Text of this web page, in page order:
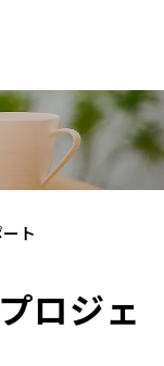
ト
ロジェ